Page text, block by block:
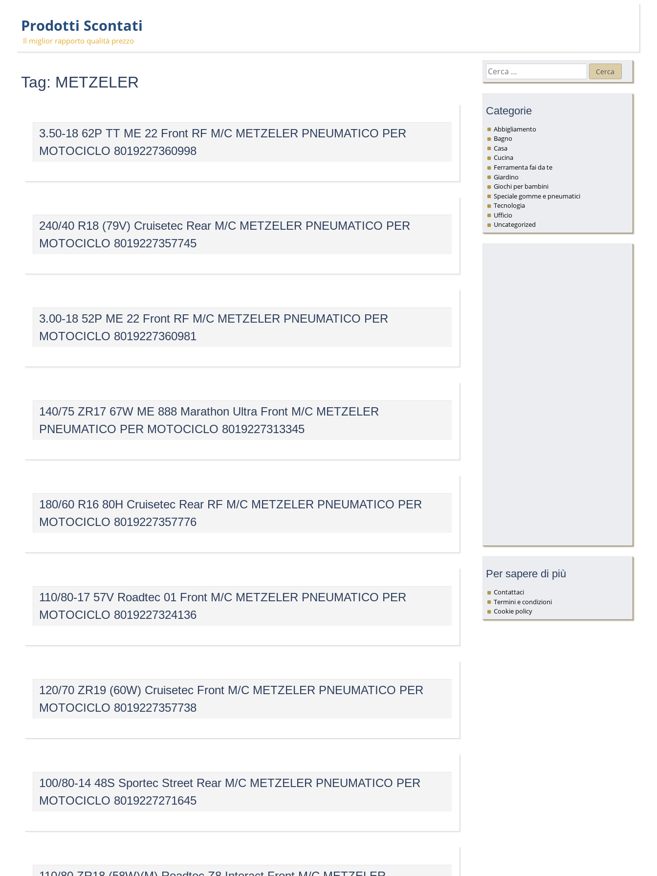
content
Prodotti Scontati
Il miglior rapporto qualità prezzo
Tag: METZELER
3.50-18 62P TT ME 22 Front RF M/C METZELER PNEUMATICO PER
MOTOCICLO 8019227360998
240/40 R18 (79V) Cruisetec Rear M/C METZELER PNEUMATICO PER
MOTOCICLO 8019227357745
3.00-18 52P ME 22 Front RF M/C METZELER PNEUMATICO PER
MOTOCICLO 8019227360981
140/75 ZR17 67W ME 888 Marathon Ultra Front M/C METZELER
PNEUMATICO PER MOTOCICLO 8019227313345
180/60 R16 80H Cruisetec Rear RF M/C METZELER PNEUMATICO PER
MOTOCICLO 8019227357776
110/80-17 57V Roadtec 01 Front M/C METZELER PNEUMATICO PER
MOTOCICLO 8019227324136
120/70 ZR19 (60W) Cruisetec Front M/C METZELER PNEUMATICO PER
MOTOCICLO 8019227357738
100/80-14 48S Sportec Street Rear M/C METZELER PNEUMATICO PER
MOTOCICLO 8019227271645
Ricerca
per:
Categorie
Abbigliamento
Bagno
Casa
Cucina
Ferramenta fai da te
Giardino
Giochi per bambini
Speciale gomme e pneumatici
Tecnologia
Ufficio
Uncategorized
Per sapere di più
Contattaci
Termini e condizioni
Cookie policy